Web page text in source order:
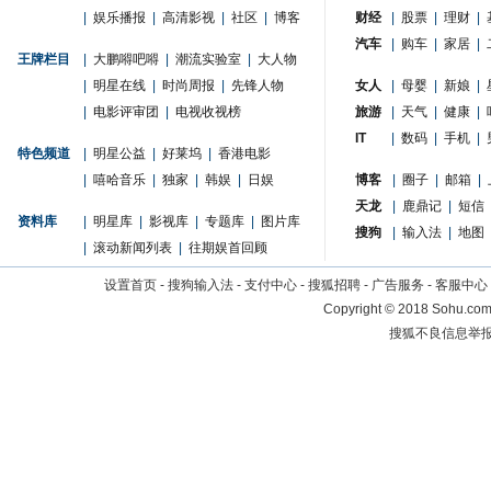
娱乐播报 高清影视 社区 博客
王牌栏目 大鹏嘚吧嘚 潮流实验室
大人物
明星在线 时尚周报
先锋人物
电影评审团 电视收视榜
特色频道 明星公益 好莱坞
香港电影
嘻哈音乐 独家 韩娱 日娱
资料库 明星库 影视库 专题库
图片库
滚动新闻列表 往期娱首回顾
财经
股票 理财
汽车
购车 家居
女人 母婴 新娘
旅游
天气 健康
IT
数码 手机
博客 圈子 邮箱
天龙
鹿鼎记
短信
搜狗
输入法 地图
设置首页 - 搜狗输入法 - 支付中心 - 搜狐招聘 - 广告服务 - 客服中心
Copyright©2018
搜狐不良信息举